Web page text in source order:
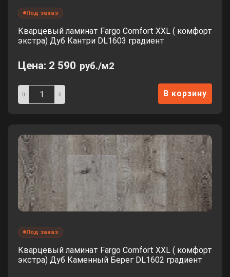
Под заказ
Кварцевый ламинат Fargo Comfort XXL ( комфорт
экстра) Дуб Кантри DL1603 градиент
Цена: 2 590 руб./м2
В корзину
Под заказ
Кварцевый ламинат Fargo Comfort XXL ( комфорт
экстра) Дуб Каменный Берег DL1602 градиент